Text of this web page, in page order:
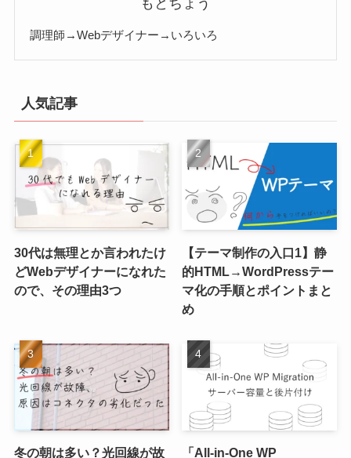
調理師→Webデザイナー→いろいろ
人気記事
30代は無理とか言われたけ
どWebデザイナーになれた
ので、その理由3つ
【テーマ制作の入口1】静
的HTML→WordPressテー
マ化の手順とポイントまと
め
冬の朝は多い？光回線が故
「All-in-One WP